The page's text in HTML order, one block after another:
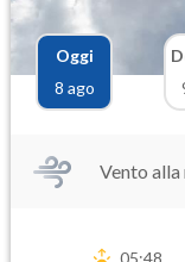
Oggi
8 ago
Vento